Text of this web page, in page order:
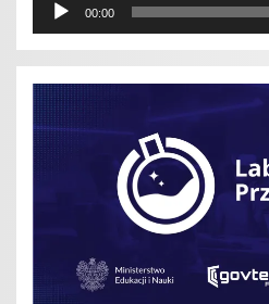
00:00